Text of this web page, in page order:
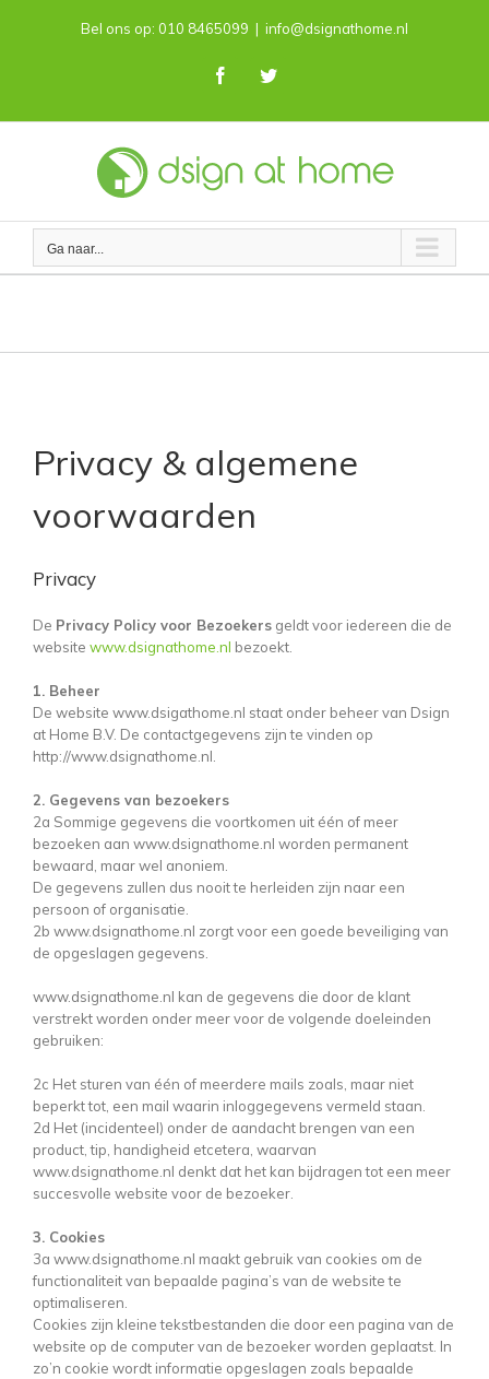
Bel ons op: 010 8465099 | info@dsignathome.nl
FacebookTwitter
Ga naar...
Privacy & algemene
voorwaarden
Privacy
De Privacy Policy voor Bezoekers geldt voor iedereen die de
website www.dsignathome.nl bezoekt.
1. Beheer
De website www.dsigathome.nl staat onder beheer van Dsign
at Home B.V. De contactgegevens zijn te vinden op
http://www.dsignathome.nl.
2. Gegevens van bezoekers
2a Sommige gegevens die voortkomen uit één of meer
bezoeken aan www.dsignathome.nl worden permanent
bewaard, maar wel anoniem.
De gegevens zullen dus nooit te herleiden zijn naar een
persoon of organisatie.
2b www.dsignathome.nl zorgt voor een goede beveiliging van
de opgeslagen gegevens.
www.dsignathome.nl kan de gegevens die door de klant
verstrekt worden onder meer voor de volgende doeleinden
gebruiken:
2c Het sturen van één of meerdere mails zoals, maar niet
beperkt tot, een mail waarin inloggegevens vermeld staan.
2d Het (incidenteel) onder de aandacht brengen van een
product, tip, handigheid etcetera, waarvan
www.dsignathome.nl denkt dat het kan bijdragen tot een meer
succesvolle website voor de bezoeker.
3. Cookies
3a www.dsignathome.nl maakt gebruik van cookies om de
functionaliteit van bepaalde pagina’s van de website te
optimaliseren.
Cookies zijn kleine tekstbestanden die door een pagina van de
website op de computer van de bezoeker worden geplaatst. In
zo’n cookie wordt informatie opgeslagen zoals bepaalde